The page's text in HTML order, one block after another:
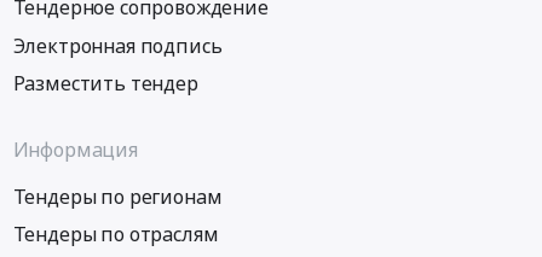
Тендерное сопровождение
Электронная подпись
Разместить тендер
Информация
Тендеры по регионам
Тендеры по отраслям